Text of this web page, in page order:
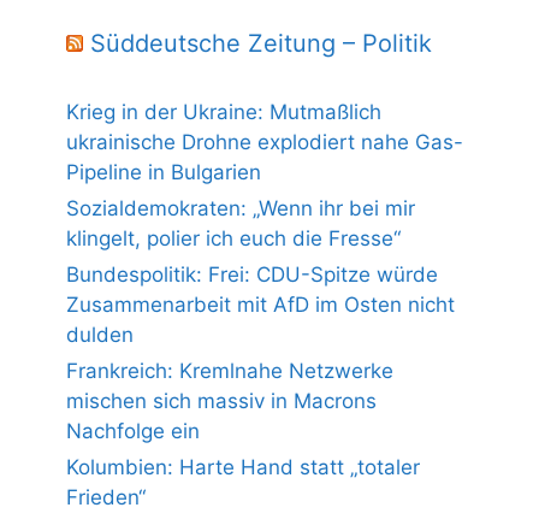
Süddeutsche Zeitung – Politik
Krieg in der Ukraine: Mutmaßlich
ukrainische Drohne explodiert nahe Gas-
Pipeline in Bulgarien
Sozialdemokraten: „Wenn ihr bei mir
klingelt, polier ich euch die Fresse“
Bundespolitik: Frei: CDU-Spitze würde
Zusammenarbeit mit AfD im Osten nicht
dulden
Frankreich: Kremlnahe Netzwerke
mischen sich massiv in Macrons
Nachfolge ein
Kolumbien: Harte Hand statt „totaler
Frieden“